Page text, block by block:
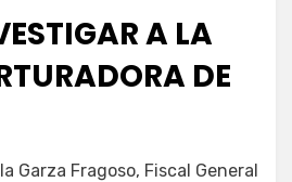
A LA
DE
Garza Fragoso, Fiscal General